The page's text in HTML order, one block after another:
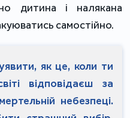
дитина і налякана
самостійно.
як це, коли ти
відповідаєш за
небезпеці.